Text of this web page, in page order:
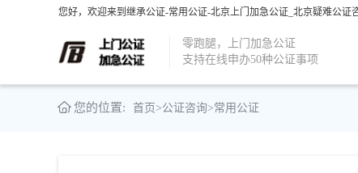
您好，欢迎来到继承公证-常用公证-北京上门加急公证_北京疑难公证
零跑腿，上门加急公证
支持在线申办50种公证事项
您的位置: 首页>公证咨询>常用公证